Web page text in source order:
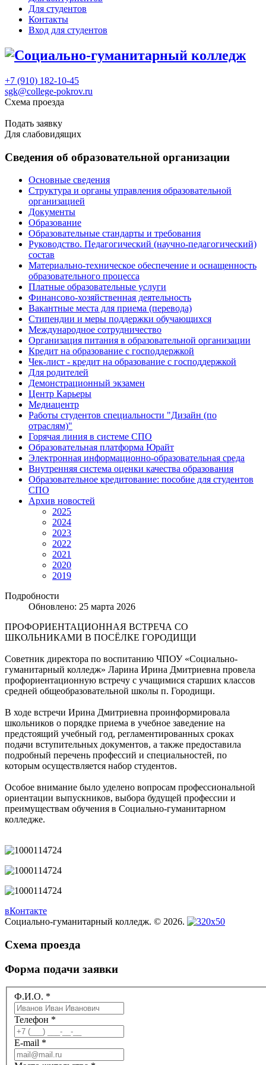
Для студентов
Контакты
Вход для студентов
+7 (910) 182-10-45
sgk@college-pokrov.ru
Схема проезда
Подать заявку
Для слабовидящих
Сведения об образовательной организации
Основные сведения
Структура и органы управления образовательной
организацией
Документы
Образование
Образовательные стандарты и требования
Руководство. Педагогический (научно-педагогический)
состав
Материально-техническое обеспечение и оснащенность
образовательного процесса
Платные образовательные услуги
Финансово-хозяйственная деятельность
Вакантные места для приема (перевода)
Стипендии и меры поддержки обучающихся
Международное сотрудничество
Организация питания в образовательной организации
Кредит на образование с господдержкой
Чек-лист - кредит на образование с господдержкой
Для родителей
Демонстрационный экзамен
Центр Карьеры
Медиацентр
Работы студентов специальности "Дизайн (по
отраслям)"
Горячая линия в системе СПО
Образовательная платформа Юрайт
Электронная информационно-образовательная среда
Внутренняя система оценки качества образования
Образовательное кредитование: пособие для студентов
СПО
Архив новостей
2025
2024
2023
2022
2021
2020
2019
Подробности
Обновлено: 25 марта 2026
ПРОФОРИЕНТАЦИОННАЯ ВСТРЕЧА СО
ШКОЛЬНИКАМИ В ПОСЁЛКЕ ГОРОДИЩИ
Советник директора по воспитанию ЧПОУ «Социально-
гуманитарный колледж» Ларина Ирина Дмитриевна провела
профориентационную встречу с учащимися старших классов
средней общеобразовательной школы п. Городищи.
В ходе встречи Ирина Дмитриевна проинформировала
школьников о порядке приема в учебное заведение на
предстоящий учебный год, регламентированных сроках
подачи вступительных документов, а также предоставила
подробный перечень профессий и специальностей, по
которым осуществляется набор студентов.
Особое внимание было уделено вопросам профессиональной
ориентации выпускников, выбора будущей профессии и
преимуществам обучения в Социально-гуманитарном
колледже.
вКонтакте
Социально-гуманитарный колледж. © 2026.
Схема проезда
Форма подачи заявки
Ф.И.О. *
Телефон *
E-mail *